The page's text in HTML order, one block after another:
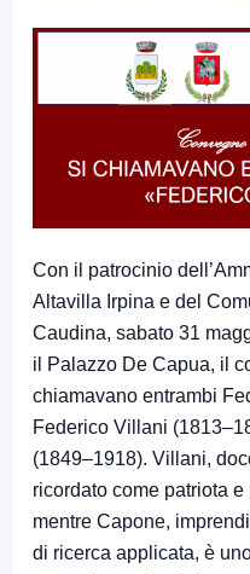
Con il patrocinio
Altavilla Irpina e del
Caudina, sabato 31
il Palazzo De Capua, il
chiamavano entrambi
Federico Villani
(1849–1918). Villani,
ricordato come patriota
mentre Capone,
di ricerca applicata, è